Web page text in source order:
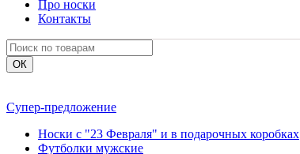
Про носки
Контакты
Супер-предложение
Носки с "23 Февраля" и в подарочных коробках
Футболки мужские